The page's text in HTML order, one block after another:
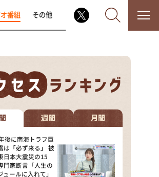
なるみ・岡村の過ぎるTV
相席食堂
これ余談なんですけど・・・
～人生密着トークバラエティ！
～ やすとものいたって真剣です
番組 その他
週間 月間
後に南海トラフ巨
は「必ず来る」 被
日本大震災の15
家断言「人生の
ュールに入れて」